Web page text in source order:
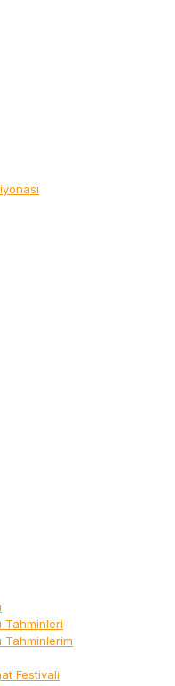
Tahminleri
Tahminlerim
Festivali